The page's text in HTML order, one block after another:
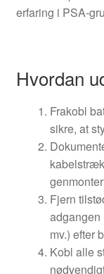
erfaring i PSA-
Hvordan
Frakobl
sikre, at
Fjern
adgangen
mv.) efter
Kobl alle